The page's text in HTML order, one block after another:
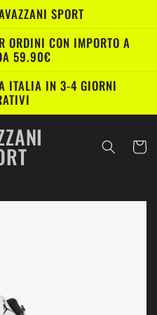
SPORT
ORDINI CON IMPORTO A
59.90€
ITALIA IN 3-4 GIORNI
Carrello